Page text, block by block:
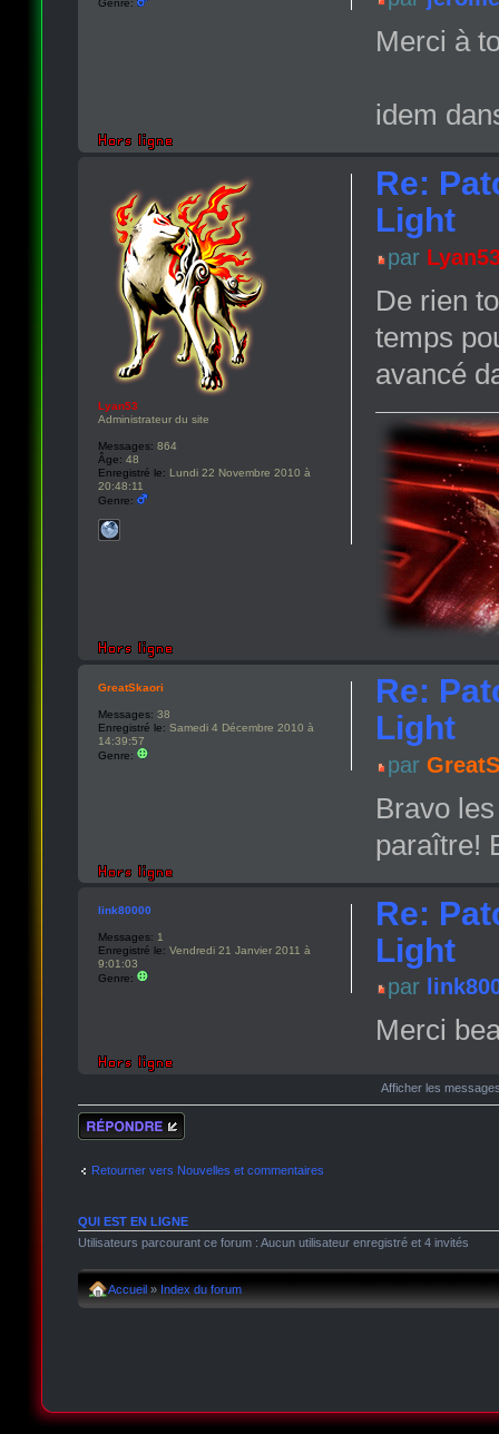
Merci à
idem
Genre:
Re:
Light
par
De rien
temps
avancé
Lyan53
Administrateur du site
Messages: 864
Âge: 48
Enregistré le: Lundi 22 Novembre 2010 à
20:48:11
Genre:
Re:
Light
par
Bravo
paraître!
GreatSkaori
Messages: 38
Enregistré le: Samedi 4 Décembre 2010 à
14:39:57
Genre:
Re:
Light
par
Merci
link80000
Messages: 1
Enregistré le: Vendredi 21 Janvier 2011 à
9:01:03
Genre:
Afficher les
Répondre
Retourner vers Nouvelles et commentaires
QUI EST EN LIGNE
Utilisateurs parcourant ce forum : Aucun utilisateur enregistré et 4 invités
Accueil » Index du forum